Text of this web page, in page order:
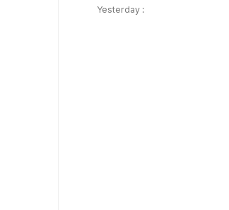
Yesterday :